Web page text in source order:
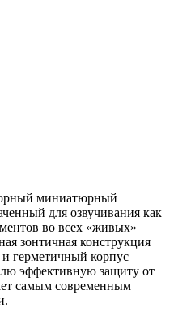
миниатюрный
для озвучивания как
во всех «живых»
зонтичная конструкция
герметичный корпус
эффективную защиту от
самым современным